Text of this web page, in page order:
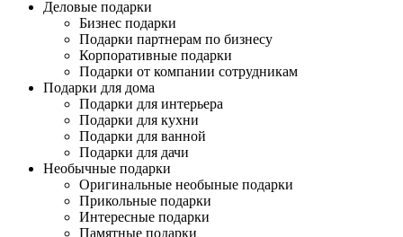
Деловые подарки
Бизнес подарки
Подарки партнерам по бизнесу
Корпоративные подарки
Подарки от компании сотрудникам
Подарки для дома
Подарки для интерьера
Подарки для кухни
Подарки для ванной
Подарки для дачи
Необычные подарки
Оригинальные необыные подарки
Прикольные подарки
Интересные подарки
Памятные подарки